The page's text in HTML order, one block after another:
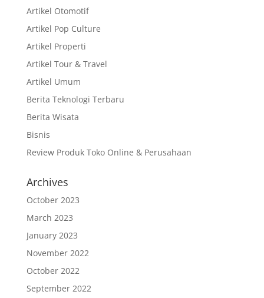
Artikel Otomotif
Artikel Pop Culture
Artikel Properti
Artikel Tour & Travel
Artikel Umum
Berita Teknologi Terbaru
Berita Wisata
Bisnis
Review Produk Toko Online & Perusahaan
Archives
October 2023
March 2023
January 2023
November 2022
October 2022
September 2022